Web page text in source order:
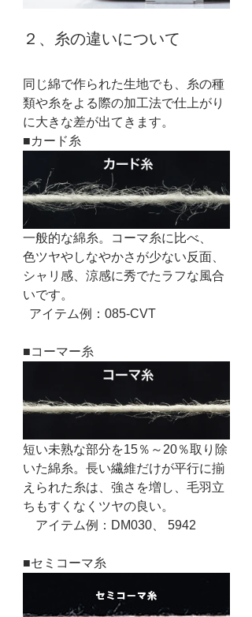
２、糸の違いについて
同じ綿で作られた生地でも、糸の種
類や糸をよる際の加工法で仕上がり
に大きな差が出てきます。
■カード糸
一般的な綿糸。コーマ糸に比べ、
色ツヤやしなやかさが少ない反面、
シャリ感、涼感に秀でたラフな風合
いです。
  アイテム例：085-CVT
■コーマー糸
短い未熟な部分を15％～20％取り除
いた綿糸。長い繊維だけが平行に揃
えられた糸は、強さを増し、毛羽立
ちもすくなくツヤの良い。
アイテム例：DM030、 5942
■セミコーマ糸